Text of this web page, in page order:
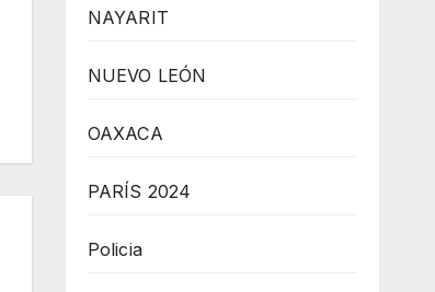
NAYARIT
NUEVO LEÓN
OAXACA
PARÍS 2024
Policia